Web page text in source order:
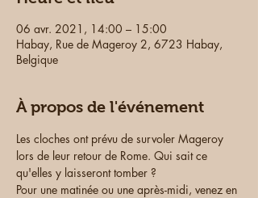
06 avr. 2021, 14:00 – 15:00
Habay, Rue de Mageroy 2, 6723 Habay,
Belgique
À propos de l'événement
Les cloches ont prévu de survoler Mageroy
lors de leur retour de Rome. Qui sait ce
qu'elles y laisseront tomber ?
Pour une matinée ou une après-midi, venez en